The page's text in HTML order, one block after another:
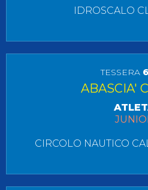
IDROSCALO
TESSERA
ABASCIA'
CIRCOLO NAUTICO